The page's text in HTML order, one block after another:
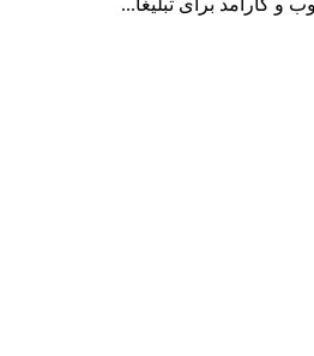
کارآمد برای تبلیغا...